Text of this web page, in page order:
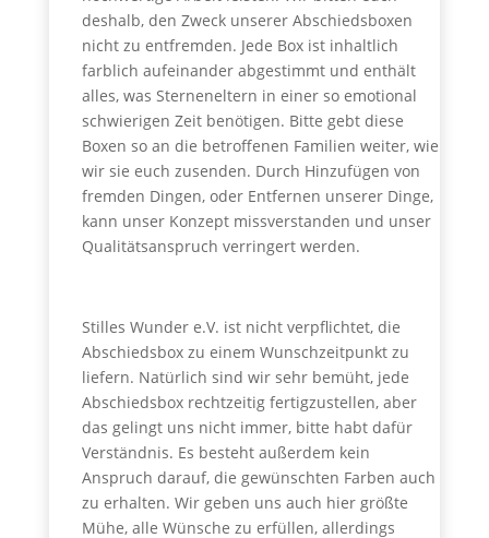
deshalb, den Zweck unserer Abschiedsboxen
nicht zu entfremden. Jede Box ist inhaltlich
farblich aufeinander abgestimmt und enthält
alles, was Sterneneltern in einer so emotional
schwierigen Zeit benötigen. Bitte gebt diese
Boxen so an die betroffenen Familien weiter, wie
wir sie euch zusenden. Durch Hinzufügen von
fremden Dingen, oder Entfernen unserer Dinge,
kann unser Konzept missverstanden und unser
Qualitätsanspruch verringert werden.
Stilles Wunder e.V. ist nicht verpflichtet, die
Abschiedsbox zu einem Wunschzeitpunkt zu
liefern. Natürlich sind wir sehr bemüht, jede
Abschiedsbox rechtzeitig fertigzustellen, aber
das gelingt uns nicht immer, bitte habt dafür
Verständnis. Es besteht außerdem kein
Anspruch darauf, die gewünschten Farben auch
zu erhalten. Wir geben uns auch hier größte
Mühe, alle Wünsche zu erfüllen, allerdings